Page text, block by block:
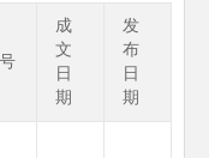
成
文
日
期
发
布
日
期